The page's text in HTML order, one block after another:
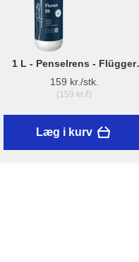
1 L - Penselrens - Flügger
Fluren 59
159 kr./stk.
(159 kr./l)
Læg i kurv